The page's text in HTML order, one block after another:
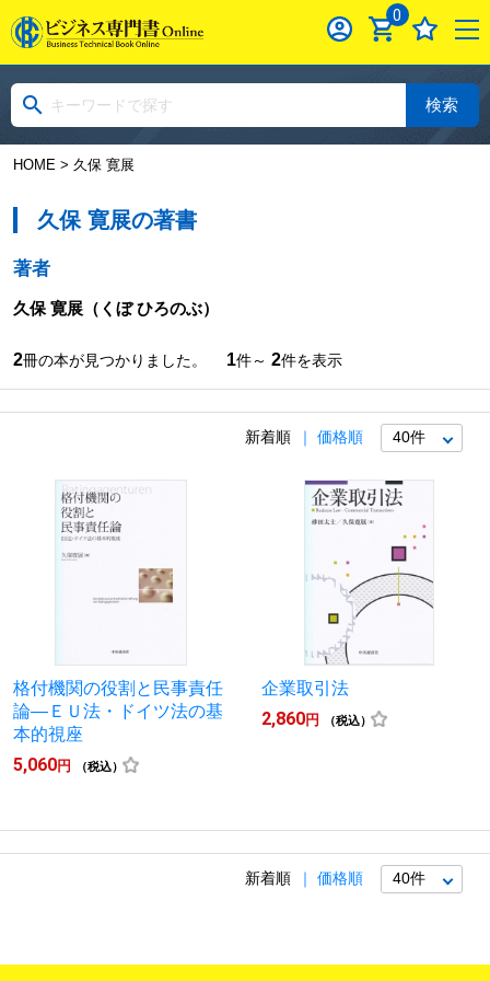
0
検索
HOME> 久保 寛展
久保 寛展の著書
著者
久保 寛展（くぼ ひろのぶ）
2冊の本が見つかりました。 1件～ 2件を表示
新着順 価格順
格付機関の役割と民事責任
論―ＥＵ法・ドイツ法の基
本的視座
5,060円 （税込）
企業取引法
2,860円 （税込）
新着順 価格順